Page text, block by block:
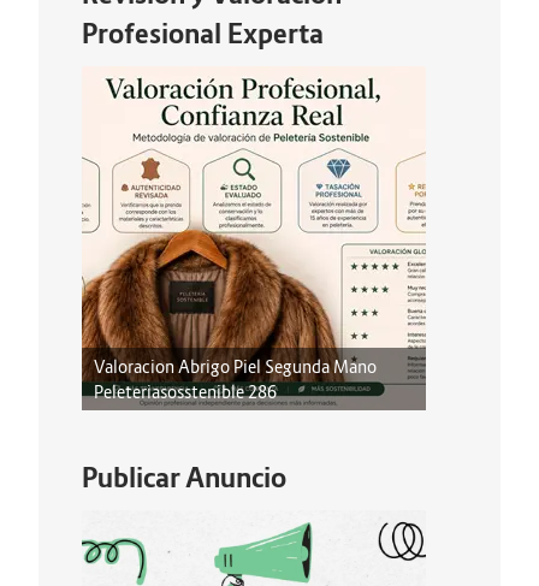
Profesional Experta
Valoracion Abrigo Piel Segunda Mano
Peleteriasosstenible 286
Publicar Anuncio